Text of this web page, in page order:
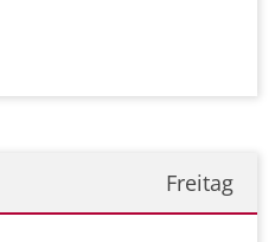
Freitag